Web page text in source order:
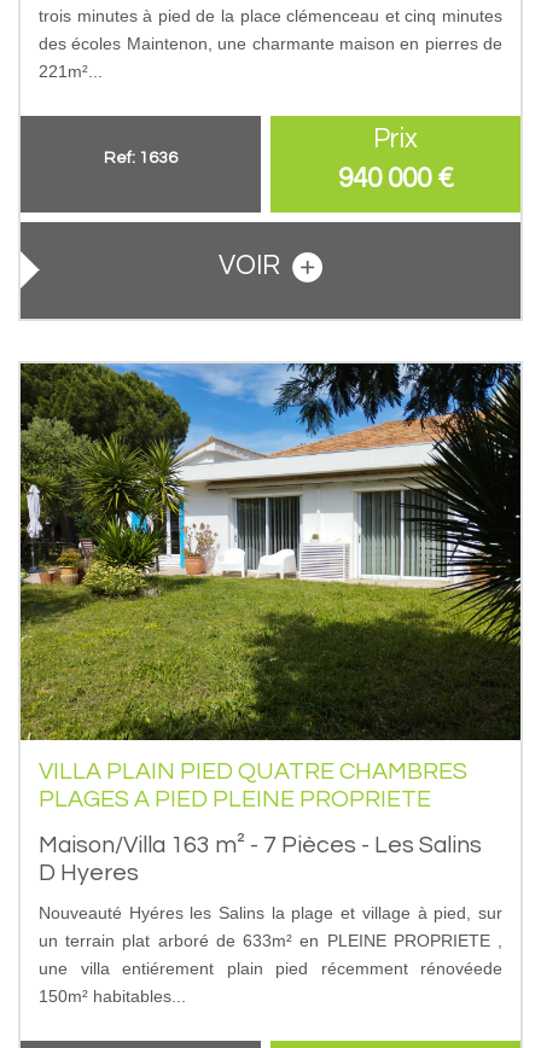
trois minutes à pied de la place clémenceau et cinq minutes
des écoles Maintenon, une charmante maison en pierres de
221m²...
Ref: 1636
Prix
940 000 €
VOIR
VILLA PLAIN PIED QUATRE CHAMBRES
PLAGES A PIED PLEINE PROPRIETE
Maison/Villa 163 m² - 7 Pièces - Les Salins
D Hyeres
Nouveauté Hyéres les Salins la plage et village à pied, sur
un terrain plat arboré de 633m² en PLEINE PROPRIETE ,
une villa entiérement plain pied récemment rénovéede
150m² habitables...